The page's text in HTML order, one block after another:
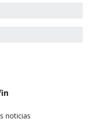
noticias